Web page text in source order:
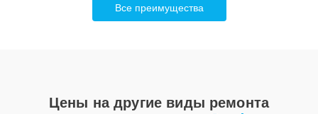
Все преимущества
Цены на другие виды ремонта